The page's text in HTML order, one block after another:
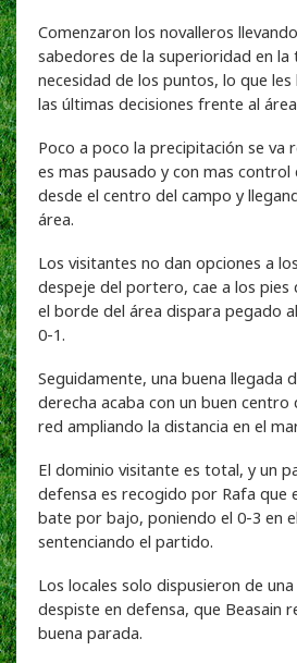
Comenzaron los novalleros
sabedores de la superioridad en la
necesidad de los puntos, lo que
las últimas decisiones frente al
Poco a poco la precipitación se va
es mas pausado y con mas
desde el centro del campo y
área.
Los visitantes no dan opciones a
despeje del portero, cae a los pies
el borde del área dispara pegado
0-1.
Seguidamente, una buena llegada
derecha acaba con un buen centro
red ampliando la distancia en el
El dominio visitante es total, y un
defensa es recogido por Rafa que
bate por bajo, poniendo el 0-3 en
sentenciando el partido.
Los locales solo dispusieron de
despiste en defensa, que Beasain
buena parada.